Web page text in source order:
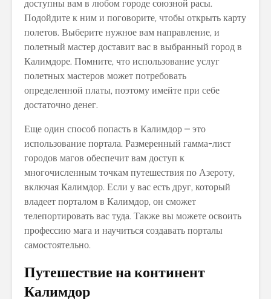
доступны вам в любом городе союзной расы.
Подойдите к ним и поговорите, чтобы открыть карту
полетов. Выберите нужное вам направление, и
полетный мастер доставит вас в выбранный город в
Калимдоре. Помните, что использование услуг
полетных мастеров может потребовать
определенной платы, поэтому имейте при себе
достаточно денег.
Еще один способ попасть в Калимдор – это
использование портала. Размеренный гамма-лист
городов магов обеспечит вам доступ к
многочисленным точкам путешествия по Азероту,
включая Калимдор. Если у вас есть друг, который
владеет порталом в Калимдор, он сможет
телепортировать вас туда. Также вы можете освоить
профессию мага и научиться создавать порталы
самостоятельно.
Путешествие на континент
Калимдор